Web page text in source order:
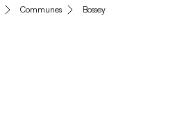
Communes Bossey